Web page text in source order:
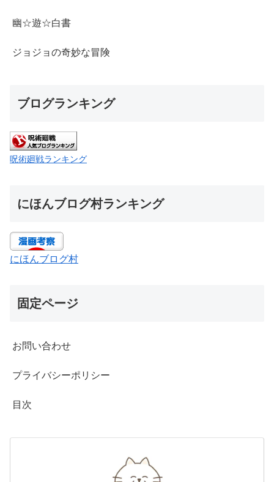
幽☆遊☆白書
ジョジョの奇妙な冒険
ブログランキング
呪術廻戦ランキング
にほんブログ村ランキング
にほんブログ村
固定ページ
お問い合わせ
プライバシーポリシー
目次